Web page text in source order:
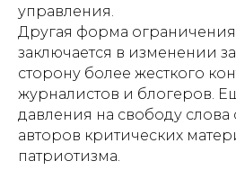
управления.
Другая форма
заключается в изменении
сторону более жесткого
журналистов и блогеров.
давления на свободу слова
авторов критических
патриотизма.